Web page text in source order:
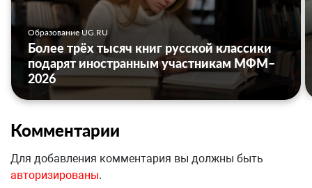
Образование UG.RU
Более трёх тысяч книг русской классики
подарят иностранным участникам МФМ–
2026
Комментарии
Для добавления комментария вы должны быть
авторизированы.